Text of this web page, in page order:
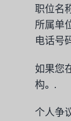
职位名
所属单
电话号
如果您
构。.
个人争